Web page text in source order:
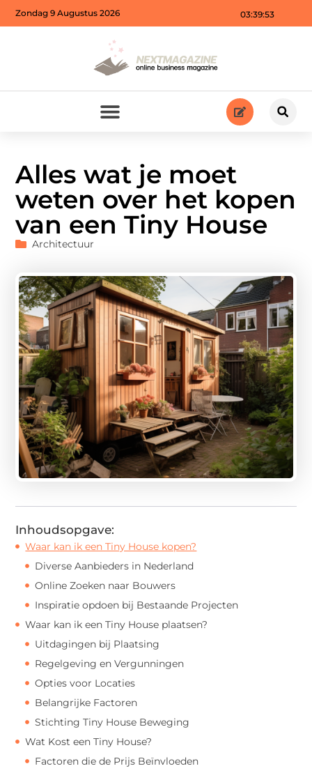
03:39:55
Zondag 9 Augustus 2026
Alles wat je moet
weten over het kopen
van een Tiny House
Architectuur
Inhoudsopgave:
Waar kan ik een Tiny House kopen?
Diverse Aanbieders in Nederland
Online Zoeken naar Bouwers
Inspiratie opdoen bij Bestaande Projecten
Waar kan ik een Tiny House plaatsen?
Uitdagingen bij Plaatsing
Regelgeving en Vergunningen
Opties voor Locaties
Belangrijke Factoren
Stichting Tiny House Beweging
Wat Kost een Tiny House?
Factoren die de Prijs Beïnvloeden